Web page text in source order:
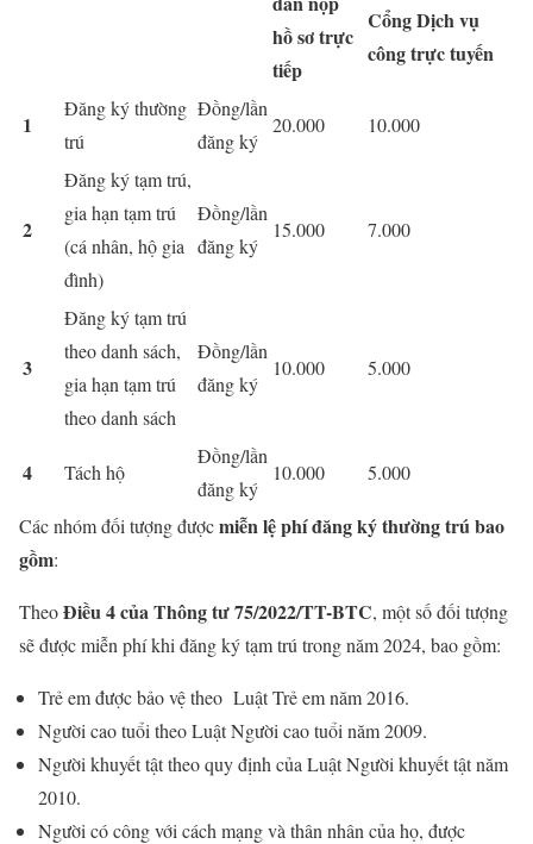
hồ sơ trực
tiếp
Cổng Dịch vụ
công trực tuyến
1
Đăng ký thường
trú
Đồng/lần
đăng ký
20.000 10.000
2
Đăng ký tạm trú,
gia hạn tạm trú
(cá nhân, hộ gia
đình)
Đồng/lần
đăng ký
15.000 7.000
3
Đăng ký tạm trú
theo danh sách,
gia hạn tạm trú
theo danh sách
Đồng/lần
đăng ký
10.000 5.000
4 Tách hộ
Đồng/lần
đăng ký
10.000 5.000
Các nhóm đối tượng đượcmiễn lệ phí đăng ký thường trú bao
gồm:
TheoĐiều 4 của Thông tư 75/2022/TT-BTC, một số đối tượng
sẽ được miễn phí khi đăng ký tạm trú trong năm 2024, bao gồm:
Trẻ em được bảo vệ theo Luật Trẻ em năm 2016.
Người cao tuổi theo Luật Người cao tuổi năm 2009.
Người khuyết tật theo quy định của Luật Người khuyết tật năm
2010.
Người có công với cách mạng và thân nhân của họ, được